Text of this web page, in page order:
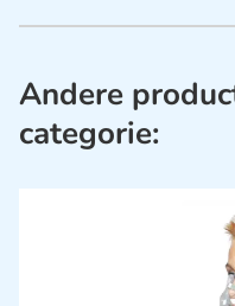
Andere
categorie: